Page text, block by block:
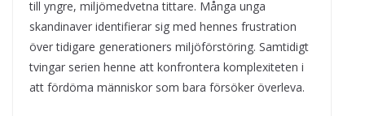
till yngre, miljömedvetna tittare. Många unga
skandinaver identifierar sig med hennes frustration
över tidigare generationers miljöförstöring. Samtidigt
tvingar serien henne att konfrontera komplexiteten i
att fördöma människor som bara försöker överleva.